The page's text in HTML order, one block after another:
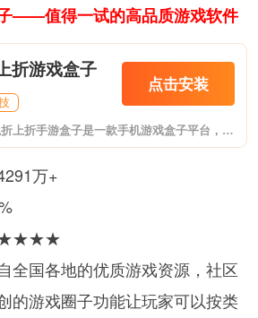
——值得一试的高品质游戏软件
折游戏盒子
点击安装
巴兔折上折手游盒子是一款手机游戏盒子平台，在这里为用户提供海量的游戏资源，通过软件可以很方便的进行各种游戏的下载和体验，还能进行游戏交易，非常的方便，给你带来最畅快的游戏体验。在巴兔游戏APP上我们还可以看到非常多的最新的手游资讯,让你第一时间了解到游戏的版本变化。
万+
全国各地的优质游戏资源，社区
的游戏圈子功能让玩家可以按类